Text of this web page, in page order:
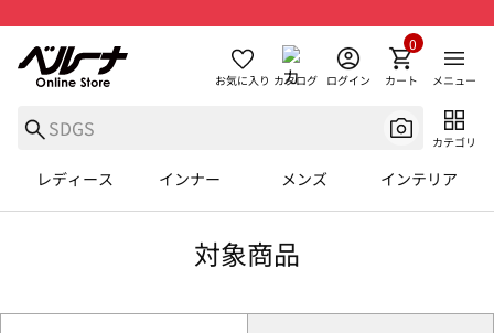
お気に入り カタログ ログイン カート
0
メニュー
カテゴリ
レディース インナー メンズ インテリア
対象商品